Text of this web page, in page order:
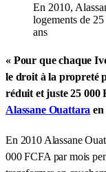
En 2010,
logements de
ans
« Pour que chaque
le droit à la propreté
réduit et juste 25 000
Alassane Ouattara en
En 2010 Alassane
000 FCFA par mois